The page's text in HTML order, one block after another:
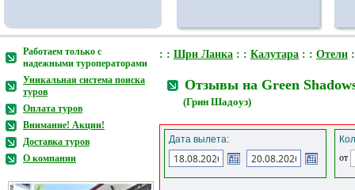
Работаем только с
надежными туроператорами
Уникальная система поиска
туров
Оплата туров
Внимание! Акции!
Доставка туров
О компании
: : Шри Ланка : : Калутара : : Отели
Отзывы на Green
(Грин Шадоуз)
Дата вылета:
от